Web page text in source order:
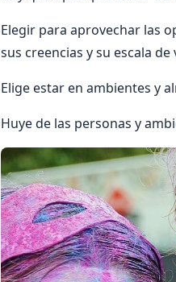
Elegir para aprovechar las
sus creencias y su escala de
Elige estar en ambientes y
Huye de las personas y